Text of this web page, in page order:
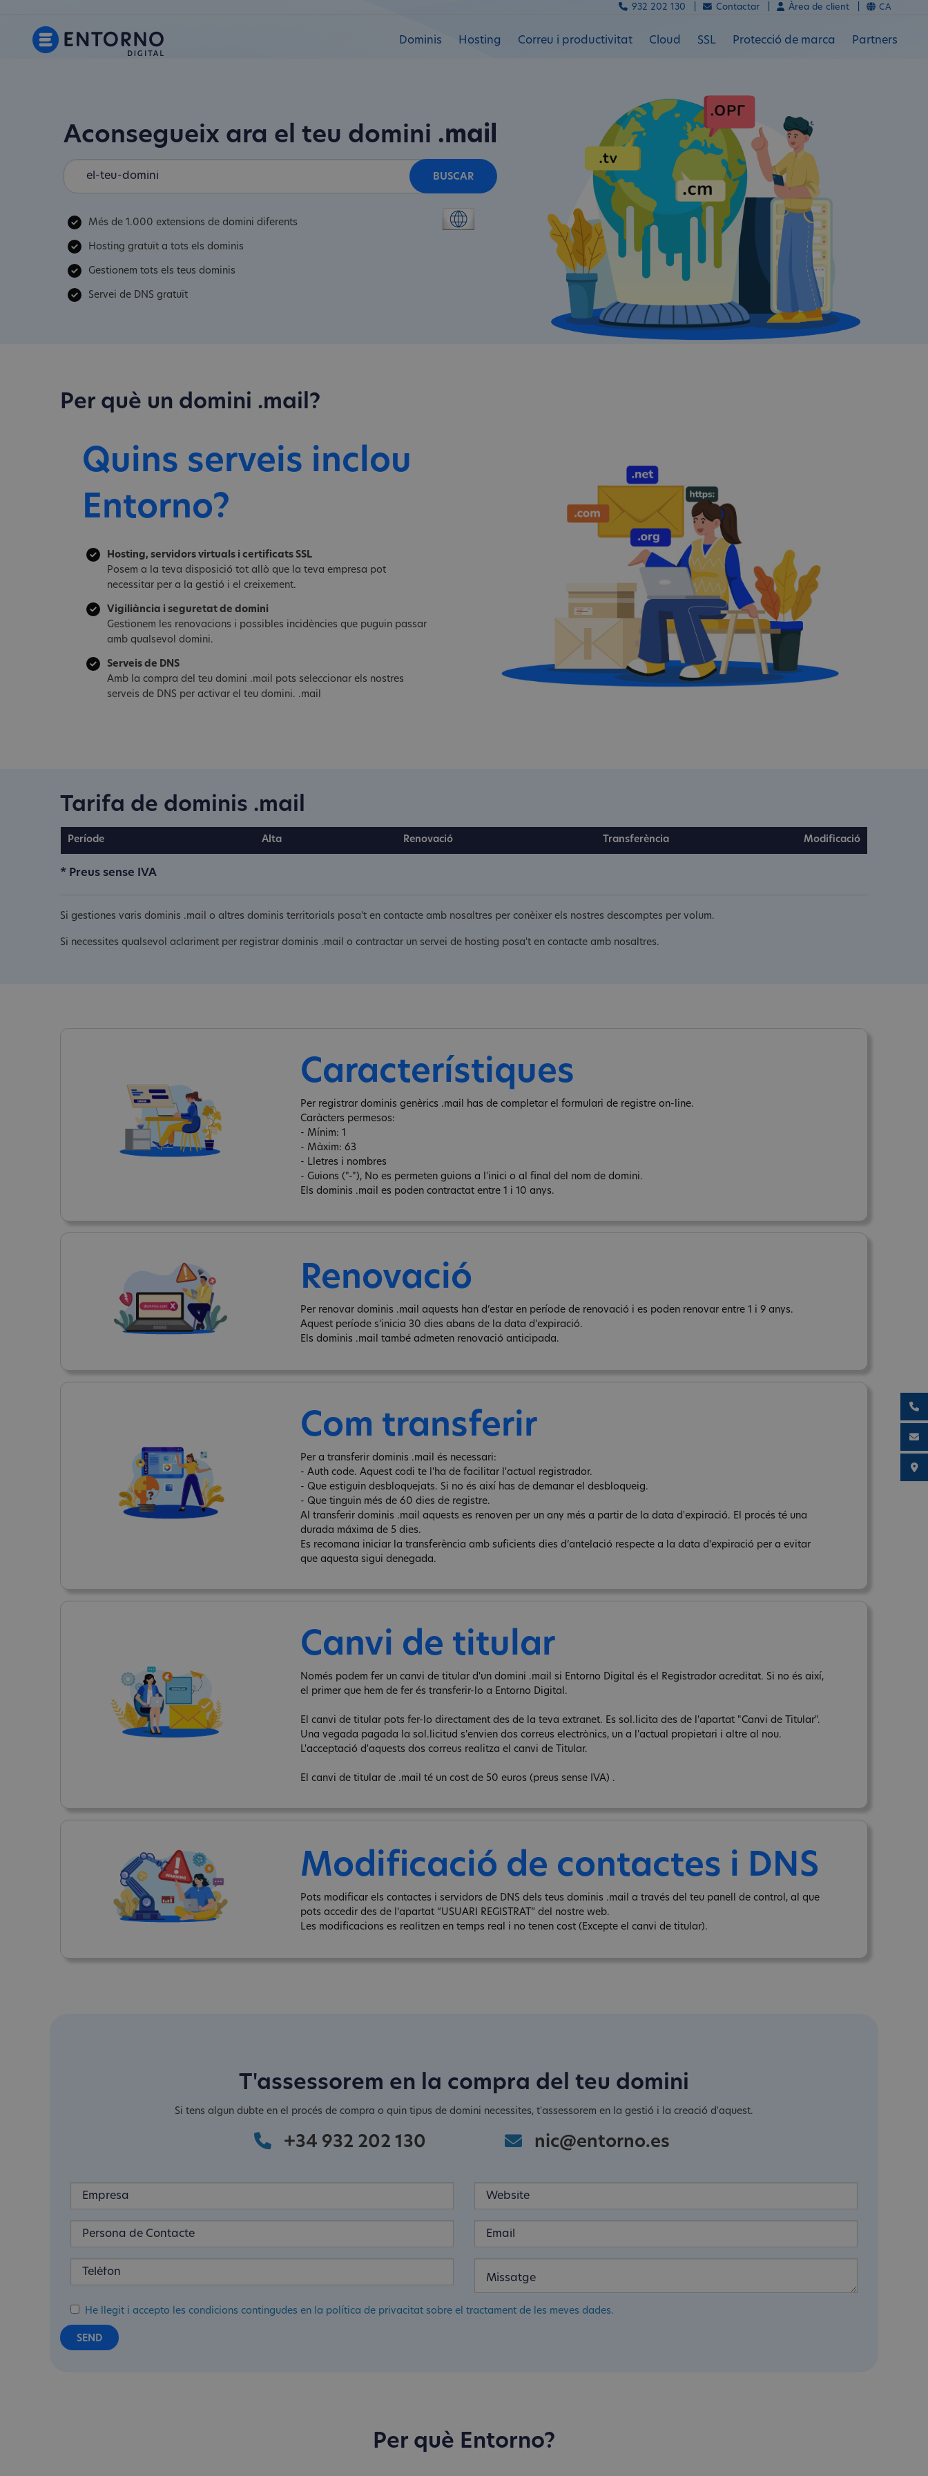
Dominis Hosting Correu i productivitat Cloud SSL Protecció de marca Partners
932 202 130 | Contactar | Àrea de client | CA
Aconsegueix ara el teu domini .mail
BUSCAR
Més de 1.000 extensions de domini diferents
Hosting gratuït a tots els dominis
Gestionem tots els teus dominis
Servei de DNS gratuït
Per què un domini .mail?
Quins serveis inclou
Entorno?
Hosting, servidors virtuals i certificats SSL
Posem a la teva disposició tot allò que la teva empresa pot
necessitar per a la gestió i el creixement.
Vigiliància i seguretat de domini
Gestionem les renovacions i possibles incidències que puguin passar
amb qualsevol domini.
Serveis de DNS
Amb la compra del teu domini .mail pots seleccionar els nostres
serveis de DNS per activar el teu domini. .mail
Tarifa de dominis .mail
Període Alta Renovació Transferència Modificació
* Preus sense IVA
Si gestiones varis dominis .mail o altres dominis territorials posa't en contacte amb nosaltres per conèixer els nostres descomptes per volum.
Si necessites qualsevol aclariment per registrar dominis .mail o contractar un servei de hosting posa't en contacte amb nosaltres.
Característiques
Per registrar dominis genèrics .mail has de completar el formulari de registre on-line.
Caràcters permesos:
- Mínim: 1
- Màxim: 63
- Lletres i nombres
- Guions ("-"), No es permeten guions a l'inici o al final del nom de domini.
Els dominis .mail es poden contractat entre 1 i 10 anys.
Renovació
Per renovar dominis .mail aquests han d’estar en període de renovació i es poden renovar entre 1 i 9 anys.
Aquest període s’inicia 30 dies abans de la data d’expiració.
Els dominis .mail també admeten renovació anticipada.
Com transferir
Per a transferir dominis .mail és necessari:
- Auth code. Aquest codi te l'ha de facilitar l'actual registrador.
- Que estiguin desbloquejats. Si no és així has de demanar el desbloqueig.
- Que tinguin més de 60 dies de registre.
Al transferir dominis .mail aquests es renoven per un any més a partir de la data d'expiració. El procés té una
durada máxima de 5 dies.
Es recomana iniciar la transferència amb suficients dies d’antelació respecte a la data d’expiració per a evitar
que aquesta sigui denegada.
Canvi de titular
Només podem fer un canvi de titular d'un domini .mail si Entorno Digital és el Registrador acreditat. Si no és així,
el primer que hem de fer és transferir-lo a Entorno Digital.
El canvi de titular pots fer-lo directament des de la teva extranet. Es sol.licita des de l'apartat "Canvi de Titular".
Una vegada pagada la sol.licitud s'envien dos correus electrònics, un a l'actual propietari i altre al nou.
L'acceptació d'aquests dos correus realitza el canvi de Titular.
El canvi de titular de .mail té un cost de 50 euros (preus sense IVA) .
Modificació de contactes i DNS
Pots modificar els contactes i servidors de DNS dels teus dominis .mail a través del teu panell de control, al que
pots accedir des de l‘apartat “USUARI REGISTRAT” del nostre web.
Les modificacions es realitzen en temps real i no tenen cost (Excepte el canvi de titular).
T'assessorem en la compra del teu domini
Si tens algun dubte en el procés de compra o quin tipus de domini necessites, t'assessorem en la gestió i la creació d'aquest.
+34 932 202 130 nic@entorno.es
He llegit i accepto les condicions contingudes en la política de privacitat sobre el tractament de les meves dades.
Per què Entorno?